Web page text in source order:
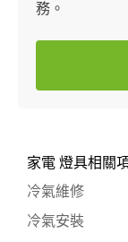
務。
家電 燈具相關
冷氣維修
冷氣安裝